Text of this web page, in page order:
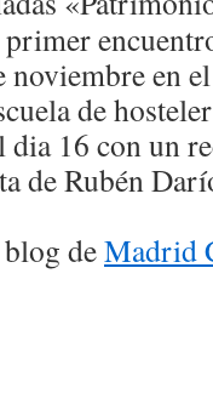
en
de
16 con un
de Rubén
deMadrid